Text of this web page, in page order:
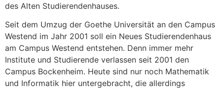
des Alten Studierendenhauses.
Seit dem Umzug der Goethe Universität an den Campus
Westend im Jahr 2001 soll ein Neues Studierendenhaus
am Campus Westend entstehen. Denn immer mehr
Institute und Studierende verlassen seit 2001 den
Campus Bockenheim. Heute sind nur noch Mathematik
und Informatik hier untergebracht, die allerdings